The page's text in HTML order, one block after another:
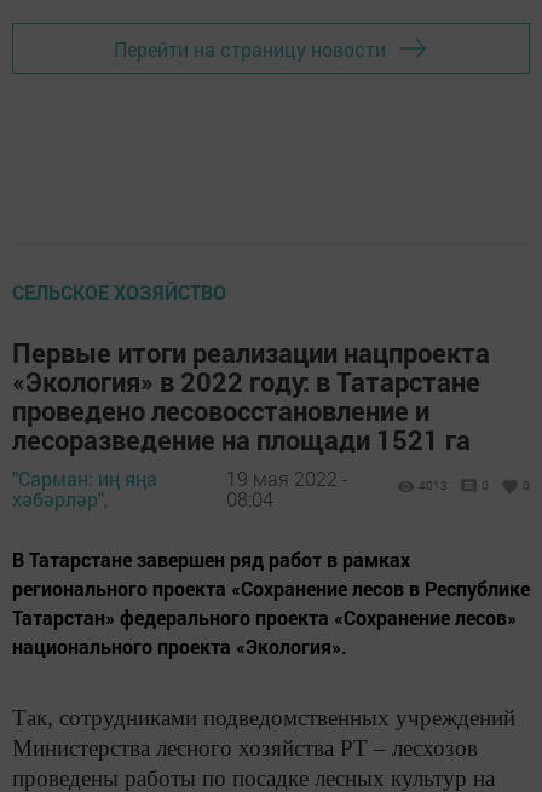
Перейти на страницу новости
СЕЛЬСКОЕ ХОЗЯЙСТВО
Первые итоги реализации нацпроекта
«Экология» в 2022 году: в Татарстане
проведено лесовосстановление и
лесоразведение на площади 1521 га
"Сарман: иң яңа
хәбәрләр",
19 мая 2022 -
08:04
4013 0 0
В Татарстане завершен ряд работ в рамках
регионального проекта «Сохранение лесов в Республике
Татарстан» федерального проекта «Сохранение лесов»
национального проекта «Экология».
Так, сотрудниками подведомственных учреждений
Министерства лесного хозяйства РТ – лесхозов
проведены работы по посадке лесных культур на